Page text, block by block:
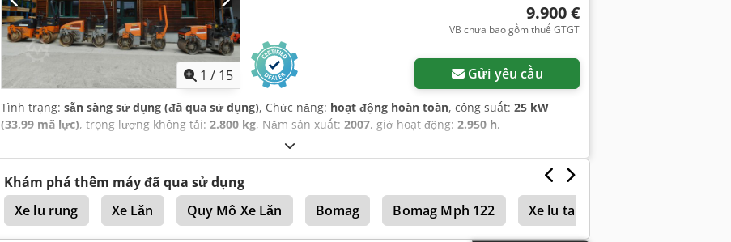
1 / 15
9.900 €
VB chưa bao gồm thuế GTGT
Gửi yêu cầu
Tình trạng: sẵn sàng sử dụng (đã qua sử dụng), Chức năng: hoạt động hoàn toàn, công suất: 25 kW
(33,99 mã lực), trọng lượng không tải: 2.800 kg, Năm sản xuất: 2007, giờ hoạt động: 2.950 h,
Khám phá thêm máy đã qua sử dụng
Xe lu rung
Xe Lăn Quy Mô Xe Lăn Bomag Bomag Mph 122 Xe lu tandem